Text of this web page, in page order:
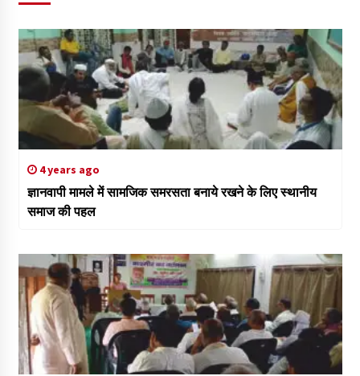
4 years ago
ज्ञानवापी मामले में सामजिक समरसता बनाये रखने के लिए स्थानीय
समाज की पहल